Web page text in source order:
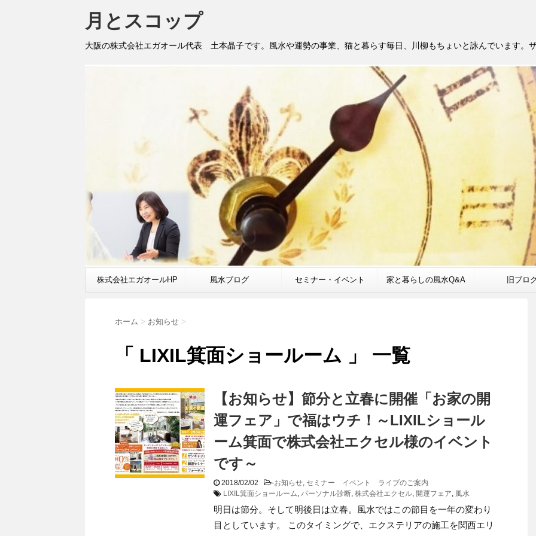
月とスコップ
大阪の株式会社エガオール代表 土本晶子です。風水や運勢の事業、猫と暮らす毎日、川柳もちょいと詠んでいます。
株式会社エガオールHP 風水ブログ セミナー・イベント 家と暮らしの風水Q&A 旧ブロ
ホーム > お知らせ >
「 LIXIL箕面ショールーム 」 一覧
【お知らせ】節分と立春に開催「お家の開
運フェア」で福はウチ！～LIXILショール
ーム箕面で株式会社エクセル様のイベント
です～
2018/02/02 -お知らせ, セミナー イベント ライブのご案内
LIXIL箕面ショールーム, パーソナル診断, 株式会社エクセル, 開運フェア, 風水
明日は節分。そして明後日は立春。風水ではこの節目を一年の変わり
目としています。 このタイミングで、エクステリアの施工を関西エリ